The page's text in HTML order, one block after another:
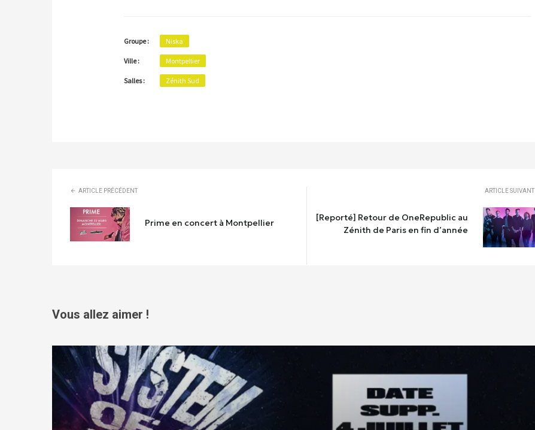
Groupe : Niska
Ville : Montpellier
Salles : Zénith Sud
ARTICLE PRÉCÉDENT
Prime en concert à Montpellier
ARTICLE SUIVANT
[Reporté] Retour de OneRepublic au
Zénith de Paris en fin d’année
Vous allez aimer !